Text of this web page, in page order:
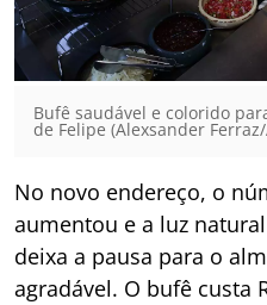
Bufê saudável e colorido
de Felipe (Alexsander Ferraz/
No novo endereço, o
aumentou e a luz
deixa a pausa para o
agradável. O bufê custa